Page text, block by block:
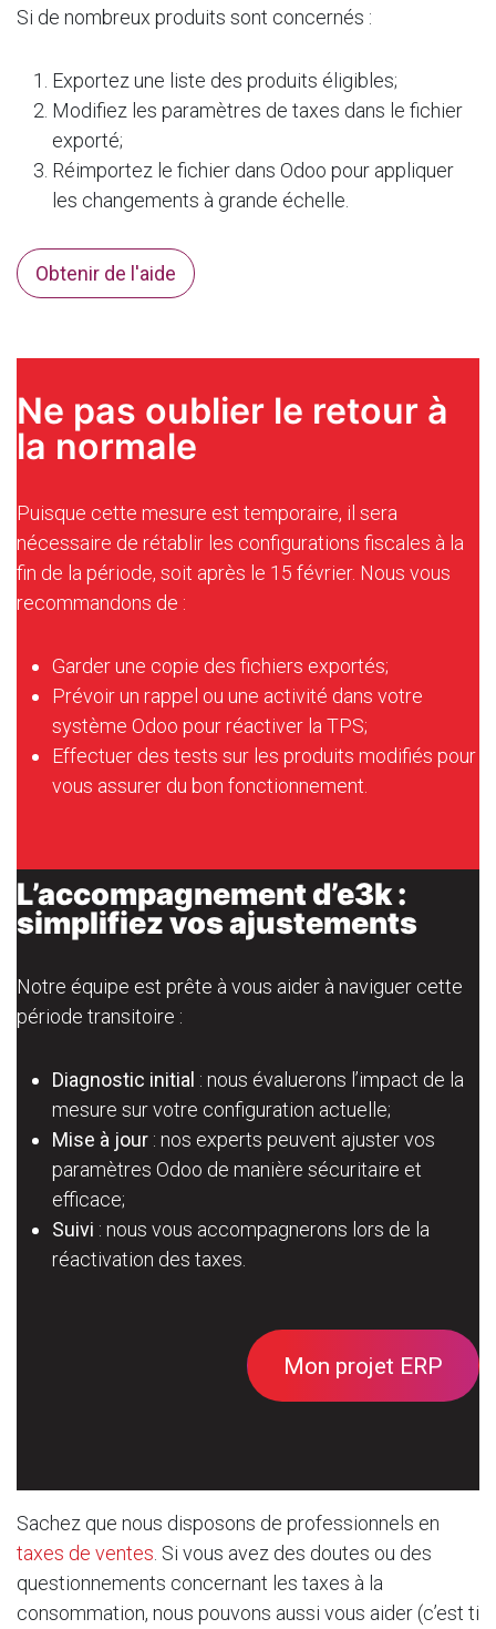
Si de nombreux produits sont concernés :
Exportez une liste des produits éligibles;
Modifiez les paramètres de taxes dans le fichier
exporté;
Réimportez le fichier dans Odoo pour appliquer
les changements à grande échelle.
Obtenir de l'aide
Ne pas oublier le retour à
la normale
Puisque cette mesure est temporaire, il sera
nécessaire de rétablir les configurations fiscales à la
fin de la période, soit après le 15 février. Nous vous
recommandons de :
Garder une copie des fichiers exportés;
Prévoir un rappel ou une activité dans votre
système Odoo pour réactiver la TPS;
Effectuer des tests sur les produits modifiés pour
vous assurer du bon fonctionnement.
L’accompagnement d’e3k :
simplifiez vos ajustements
Notre équipe est prête à vous aider à naviguer cette
période transitoire :
Diagnostic initial : nous évaluerons l’impact de la
mesure sur votre configuration actuelle;
Mise à jour : nos experts peuvent ajuster vos
paramètres Odoo de manière sécuritaire et
efficace;
Suivi : nous vous accompagnerons lors de la
réactivation des taxes.
Mon projet ERP
Sachez que nous disposons de professionnels en
taxes de ventes . Si vous avez des doutes ou des
questionnements concernant les taxes à la
consommation, nous pouvons aussi vous aider (c’est ti